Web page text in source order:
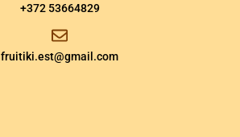
+372 53664829
fruitiki.est@gmail.com